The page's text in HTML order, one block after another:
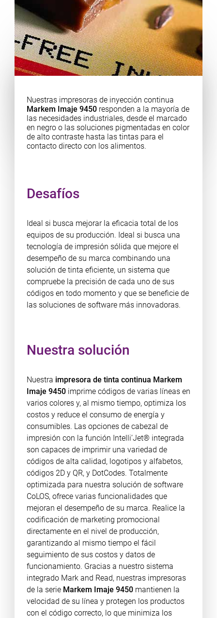
Nuestras impresoras de inyección continua
Markem Imaje 9450responden a la mayoría de
las necesidades industriales, desde el marcado
en negro o las soluciones pigmentadas en color
de alto contraste hasta las tintas para el
contacto directo con los alimentos.
Desafíos
Ideal si busca mejorar la eficacia total de los
equipos de su producción. Ideal si busca una
tecnología de impresión sólida que mejore el
desempeño de su marca combinando una
solución de tinta eficiente, un sistema que
compruebe la precisión de cada uno de sus
códigos en todo momento y que se beneficie de
las soluciones de software más innovadoras.
Nuestra solución
Nuestra impresora de tinta continua Markem
Imaje 9450imprime códigos de varias líneas en
varios colores y, al mismo tiempo, optimiza los
costos y reduce el consumo de energía y
consumibles. Las opciones de cabezal de
impresión con la función Intelli’Jet® integrada
son capaces de imprimir una variedad de
códigos de alta calidad, logotipos y alfabetos,
códigos 2D y QR, y DotCodes. Totalmente
optimizada para nuestra solución de software
CoLOS, ofrece varias funcionalidades que
mejoran el desempeño de su marca. Realice la
codificación de marketing promocional
directamente en el nivel de producción,
garantizando al mismo tiempo el fácil
seguimiento de sus costos y datos de
funcionamiento. Gracias a nuestro sistema
integrado Mark and Read, nuestras impresoras
de la serie Markem Imaje 9450mantienen la
velocidad de su línea y protegen los productos
con el código correcto, lo que minimiza los